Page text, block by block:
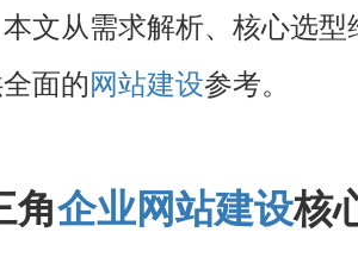
文从需求解析、核心选
面的 网站建设参考。
角企业网站建设核